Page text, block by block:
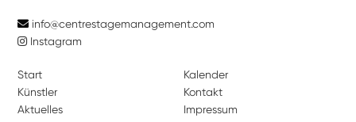
info@centrestagemanagement.com
Instagram
Start
Künstler
Aktuelles
Kalender
Kontakt
Impressum